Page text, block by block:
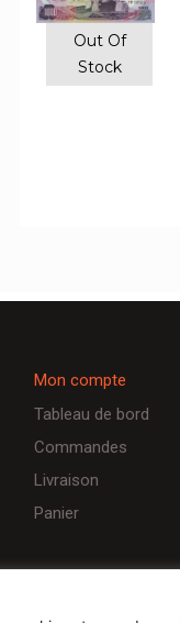
Out Of
Stock
Mon compte
Tableau de bord
Commandes
Livraison
Panier